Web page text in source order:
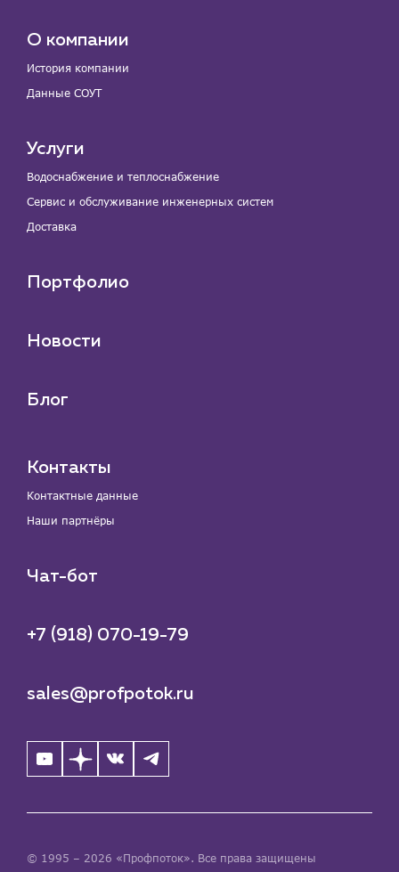
О компании
История компании
Данные СОУТ
Услуги
Водоснабжение и теплоснабжение
Сервис и обслуживание инженерных систем
Доставка
Портфолио
Новости
Блог
Контакты
Контактные данные
Наши партнёры
Чат-бот
+7 (918) 070-19-79
sales@profpotok.ru
© 1995 – 2026 «Профпоток». Все права защищены